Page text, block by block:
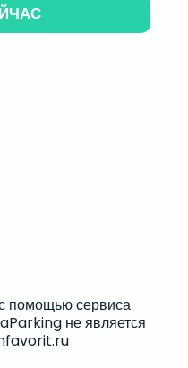
помощью сервиса
не является